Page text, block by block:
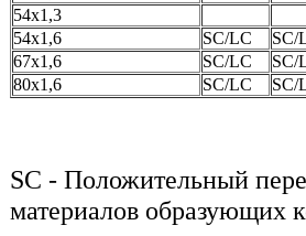
54х1,3
54х1,6
SC/LC SC/
67х1,6
SC/LC
SC/
80х1,6
SC/LC SC/
SC - Положительный
материалов образующих